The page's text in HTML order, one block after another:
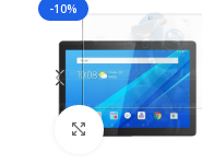
-10%
Click to